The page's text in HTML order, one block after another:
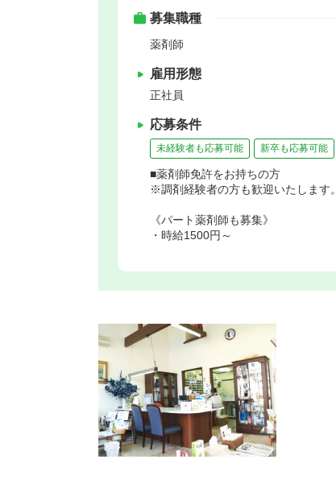
募集職種
薬剤師
雇用形態
正社員
応募条件
未経験者も応募可能 新卒も応募可能
■薬剤師免許をお持ちの方
※調剤経験者の方も歓迎いたします。
《パート薬剤師も募集》
・時給1500円～